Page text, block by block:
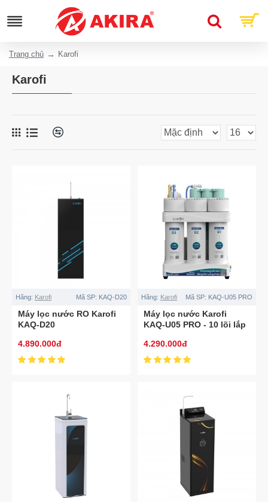
Trang chủ Karofi
Karofi
Hãng: Karofi Mã SP: KAQ-D20
Máy lọc nước RO Karofi
KAQ-D20
4.890.000đ
Hãng: Karofi Mã SP: KAQ-U05 PRO
Máy lọc nước Karofi
KAQ-U05 PRO - 10 lõi lắp
4.290.000đ